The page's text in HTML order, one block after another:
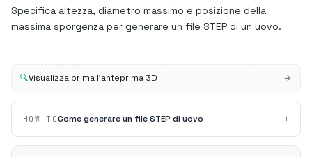
Specifica altezza, diametro massimo e posizione della
massima sporgenza per generare un file STEP di un uovo.
🔍Visualizza prima l'anteprima 3D
HOW-TOCome generare un file STEP di uovo +